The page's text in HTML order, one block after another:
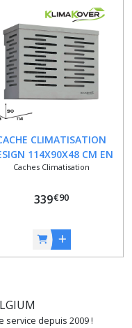
CLIMATISATION
114X90X48 CM EN
DE COULEUR
Caches Climatisation
339€90
service depuis 2009 !